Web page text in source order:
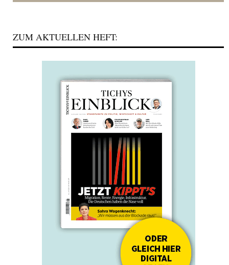
ZUM AKTUELLEN HEFT: